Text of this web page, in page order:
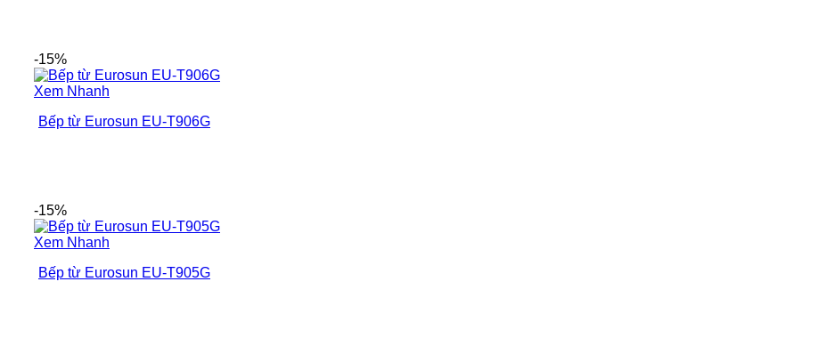
-15%
Xem Nhanh
Bếp từ Eurosun EU-T906G
-15%
Xem Nhanh
Bếp từ Eurosun EU-T905G